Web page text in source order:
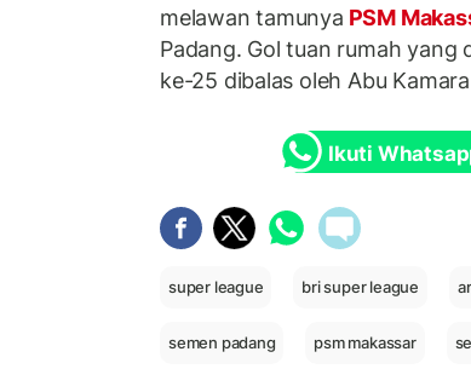
melawan tamunya PSM
Padang. Gol tuan rumah yang
ke-25 dibalas oleh Abu
Ikuti
super league bri super league
semen padang psm makassar